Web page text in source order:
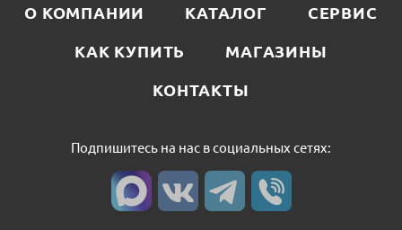
О КОМПАНИИ КАТАЛОГ
СЕРВИС
КАК КУПИТЬ
МАГАЗИНЫ
КОНТАКТЫ
Подпишитесь на нас в социальных сетях: